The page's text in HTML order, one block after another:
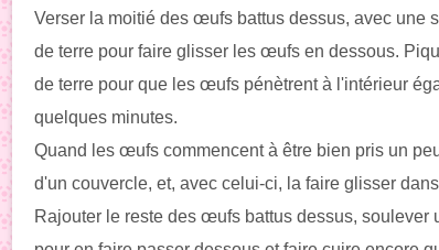
Verser la moitié des œufs battus dessus, avec une
de terre pour faire glisser les œufs en dessous.
de terre pour que les œufs pénètrent à l'intérieur
quelques minutes.
Quand les œufs commencent à être bien pris un
d'un couvercle, et, avec celui-ci, la faire glisser
Rajouter le reste des œufs battus dessus, soulever